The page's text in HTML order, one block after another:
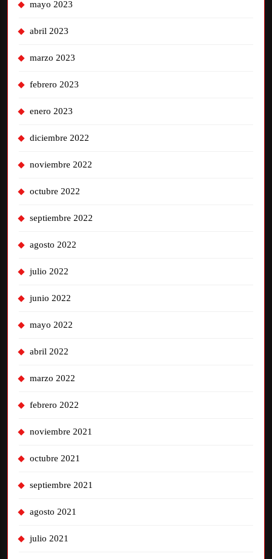
mayo 2023
abril 2023
marzo 2023
febrero 2023
enero 2023
diciembre 2022
noviembre 2022
octubre 2022
septiembre 2022
agosto 2022
julio 2022
junio 2022
mayo 2022
abril 2022
marzo 2022
febrero 2022
noviembre 2021
octubre 2021
septiembre 2021
agosto 2021
julio 2021